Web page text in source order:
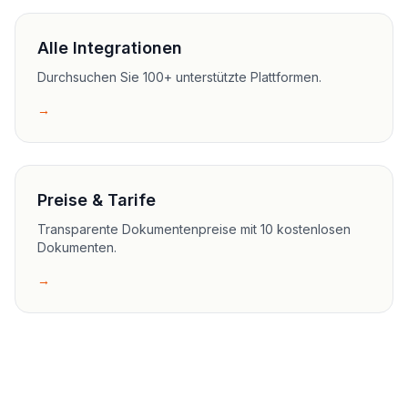
Alle Integrationen
Durchsuchen Sie 100+ unterstützte Plattformen.
→
Preise & Tarife
Transparente Dokumentenpreise mit 10 kostenlosen
Dokumenten.
→